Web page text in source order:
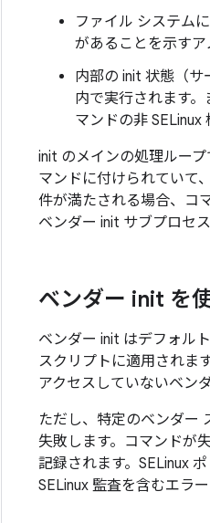
ファイル システム
があることを示すア
内部の init 状態（
内で実行されます
マンドの非 SELinux
init のメインの処理ルー
マンドに付けられていて
件が満たされる場合、コ
ベンダー init サブプロセ
ベンダー init を
ベンダー init はデフォル
スクリプトに適用されま
アクセスしていないベン
ただし、特定のベンダー
失敗します。コマンドが
記録されます。SELinux
SELinux 監査を含むエラ